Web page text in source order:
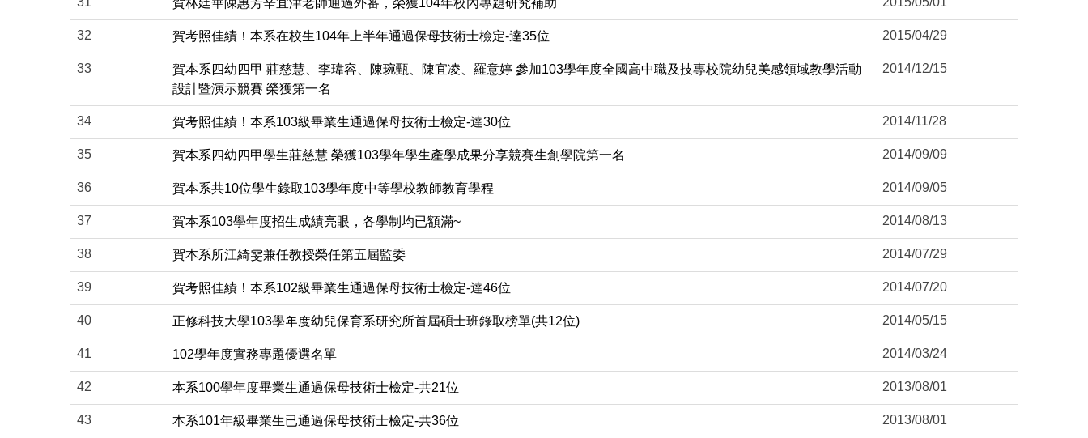
賀林廷華陳惠芳辛宜津老師通過外審，榮獲104年校內專題研究補助
32 賀考照佳績！本系在校生104年上半年通過保母技術士檢定-達35位 2015/04/29
33
賀本系四幼四甲 莊慈慧、李瑋容、陳琬甄、陳宜凌、羅意婷 參加103學年度全國高中職及技專校院幼兒美感領域教學活動
設計暨演示競賽 榮獲第一名
2014/12/15
34 賀考照佳績！本系103級畢業生通過保母技術士檢定-達30位 2014/11/28
35 賀本系四幼四甲學生莊慈慧 榮獲103學年學生產學成果分享競賽生創學院第一名 2014/09/09
36 賀本系共10位學生錄取103學年度中等學校教師教育學程 2014/09/05
37 賀本系103學年度招生成績亮眼，各學制均已額滿~ 2014/08/13
38 賀本系所江綺雯兼任教授榮任第五屆監委 2014/07/29
39 賀考照佳績！本系102級畢業生通過保母技術士檢定-達46位 2014/07/20
40 正修科技大學103學年度幼兒保育系研究所首屆碩士班錄取榜單(共12位) 2014/05/15
41 102學年度實務專題優選名單 2014/03/24
42 本系100學年度畢業生通過保母技術士檢定-共21位 2013/08/01
43 本系101年級畢業生已通過保母技術士檢定-共36位 2013/08/01